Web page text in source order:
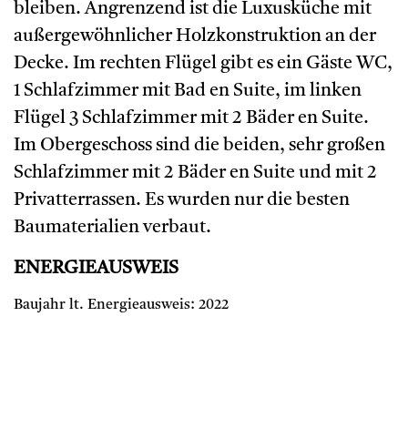
bleiben. Angrenzend ist die Luxusküche mit
außergewöhnlicher Holzkonstruktion an der
Decke. Im rechten Flügel gibt es ein Gäste WC,
1 Schlafzimmer mit Bad en Suite, im linken
Flügel 3 Schlafzimmer mit 2 Bäder en Suite.
Im Obergeschoss sind die beiden, sehr großen
Schlafzimmer mit 2 Bäder en Suite und mit 2
Privatterrassen. Es wurden nur die besten
Baumaterialien verbaut.
ENERGIEAUSWEIS
Baujahr lt. Energieausweis: 2022